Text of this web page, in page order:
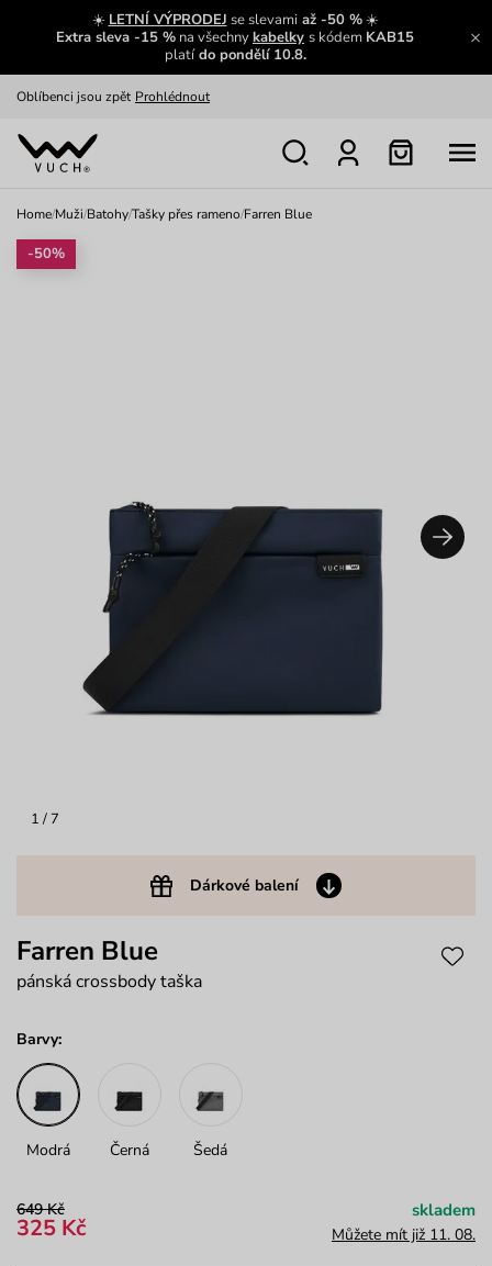
☀️ LETNÍ VÝPRODEJ se slevamiaž -50 %☀️
Extra sleva -15 % na všechnykabelky s kódem KAB15
platído pondělí 10.8.
Zajímavosti ze světa Vuch:
Zobrazit
Oblíbenci jsou zpět Prohlédnout
Nech se inspirovat
Home/Muži/Batohy/Tašky přes rameno/Farren Blue
1 / 7
Dárkové balení
-50%
Farren Blue
pánská crossbody taška
Barvy:
Modrá Černá Šedá
649 Kč
325 Kč
skladem
Můžete mít již 11. 08.